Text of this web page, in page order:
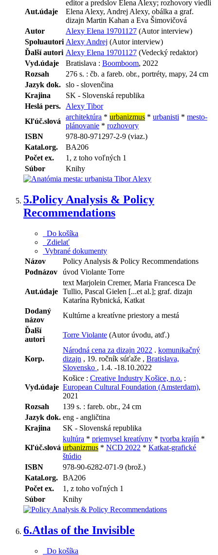
Aut.údaje
editor a predslov Elena Alexy; rozhovory viedli
Elena Alexy, Andrej Alexy, obálka a graf.
dizajn Martin Kahan a Eva Šimovičová
Autor
Alexy Elena 19701127 (Autor interview)
Spoluautori Alexy Andrej (Autor interview)
Ďalší autori Alexy Elena 19701127 (Vedecký redaktor)
Vyd.údaje
Bratislava : Boomboom, 2022
Rozsah
276 s. : čb. a fareb. obr., portréty, mapy, 24 cm
Jazyk dok. slo - slovenčina
Krajina
SK - Slovenská republika
Heslá pers.
Alexy Tibor
Kľúč.slová
architektúra * urbanizmus * urbanisti * mesto-
plánovanie * rozhovory
ISBN
978-80-971297-2-9 (viaz.)
Katal.org.
BA206
Počet ex.
1, z toho voľných 1
Súbor
Knihy
5.Policy Analysis & Policy
Recommendations
Do košíka
Zdielať
Vybrané dokumenty
Názov
Policy Analysis & Policy Recommendations
Podnázov
úvod Violante Torre
Aut.údaje
text Marjolein Cremer, Maria Francesca De
Tullio, Pascal Gielen [...et al.]; graf. dizajn
Katarína Rybnická, Katkat
Dodaný
názov
Kultúrne a kreatívne priestory a mestá
Ďalší
autori
Torre Violante (Autor úvodu, atď.)
Korp.
Národná cena za dizajn 2022 . komunikačný
dizajn , 19. ročník súťaže , Bratislava,
Slovensko , 1.4. -18.10.2022
Vyd.údaje
Košice : Creative Industry Košice, n.o. :
European Cultural Foundation (Amsterdam),
2021
Rozsah
139 s. : fareb. obr., 24 cm
Jazyk dok. eng - angličtina
Krajina
SK - Slovenská republika
Kľúč.slová
kultúra * priemysel kreatívny * tvorba krajín *
urbanizmus * NCD 2022 * Katkat-grafické
štúdio
ISBN
978-90-6282-071-9 (brož.)
Katal.org. BA206
Počet ex.
1, z toho voľných 1
Súbor
Knihy
6.Atlas of the Invisible
Do košíka